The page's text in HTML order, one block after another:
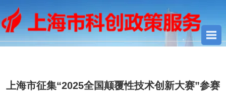
上海市征集“2025全国颠覆性技术创新大赛”参赛